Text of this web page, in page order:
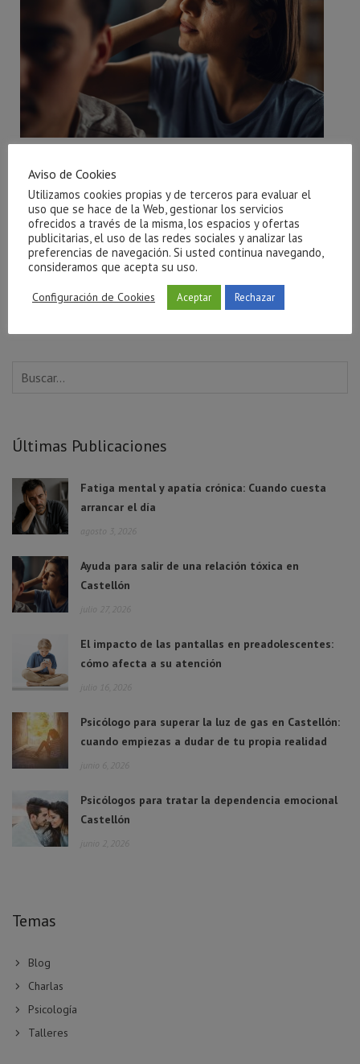
Ayuda para salir de una relación tóxica en Castellón
julio 27, 2026
Últimas Publicaciones
Fatiga mental y apatía crónica: Cuando cuesta
arrancar el día
agosto 3, 2026
Ayuda para salir de una relación tóxica en
Castellón
julio 27, 2026
El impacto de las pantallas en preadolescentes:
cómo afecta a su atención
julio 16, 2026
Psicólogo para superar la luz de gas en Castellón:
cuando empiezas a dudar de tu propia realidad
junio 6, 2026
Psicólogos para tratar la dependencia emocional
Castellón
junio 2, 2026
Temas
Blog
Charlas
Psicología
Talleres
Aviso de Cookies
Utilizamos cookies propias y de terceros para evaluar el
uso que se hace de la Web, gestionar los servicios
ofrecidos a través de la misma, los espacios y ofertas
publicitarias, el uso de las redes sociales y analizar las
preferencias de navegación. Si usted continua navegando,
consideramos que acepta su uso.
Configuración de Cookies Aceptar Rechazar